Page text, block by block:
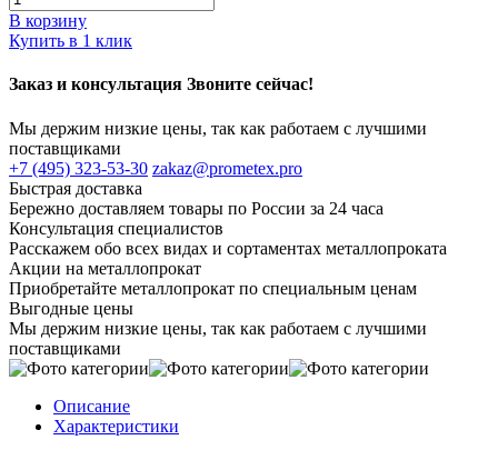
В корзину
Купить в 1 клик
Заказ и консультация Звоните сейчас!
Мы держим низкие цены, так как работаем с лучшими
поставщиками
+7 (495) 323-53-30 zakaz@prometex.pro
Быстрая доставка
Бережно доставляем товары по России за 24 часа
Консультация специалистов
Расскажем обо всех видах и сортаментах металлопроката
Акции на металлопрокат
Приобретайте металлопрокат по специальным ценам
Выгодные цены
Мы держим низкие цены, так как работаем с лучшими
поставщиками
Описание
Характеристики